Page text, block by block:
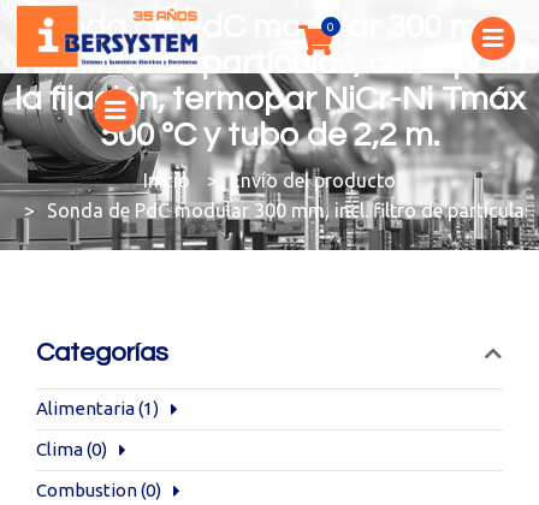
Sonda de PdC modular 300 mm,
incl. filtro de partículas, cono para
la fijación, termopar NiCr-Ni Tmáx
500 ºC y tubo de 2,2 m.
You are here:
Envío del producto
Sonda de PdC modular 300 mm, incl. filtro de
Categorías
Alimentaria(1)
Clima(0)
Combustion(0)